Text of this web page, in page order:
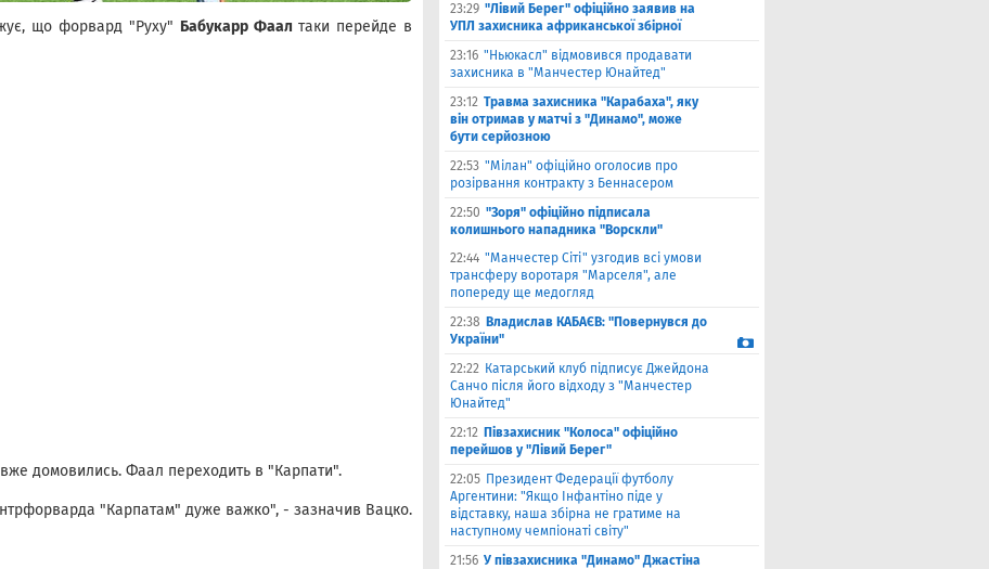
що форвард "Руху" Бабукарр Фаал таки перейде в
домовились. Фаал переходить в "Карпати".
"Карпатам" дуже важко", - зазначив Вацко.
23:29 "Лівий Берег" офіційно заявив на
УПЛ захисника африканської збірної
23:16 "Ньюкасл" відмовився продавати
захисника в "Манчестер Юнайтед"
23:12 Травма захисника "Карабаха", яку
він отримав у матчі з "Динамо", може
бути серйозною
22:53 "Мілан" офіційно оголосив про
розірвання контракту з Беннасером
22:50 "Зоря" офіційно підписала
колишнього нападника "Ворскли"
22:44 "Манчестер Сіті" узгодив всі умови
трансферу воротаря "Марселя", але
попереду ще медогляд
22:38 Владислав КАБАЄВ: "Повернувся до
України"
22:22 Катарський клуб підписує Джейдона
Санчо після його відходу з "Манчестер
Юнайтед"
22:12 Півзахисник "Колоса" офіційно
перейшов у "Лівий Берег"
22:05 Президент Федерації футболу
Аргентини: "Якщо Інфантіно піде у
відставку, наша збірна не гратиме на
наступному чемпіонаті світу"
21:56 У півзахисника "Динамо" Джастіна